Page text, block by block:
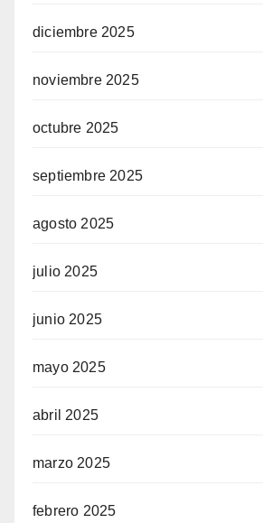
diciembre 2025
noviembre 2025
octubre 2025
septiembre 2025
agosto 2025
julio 2025
junio 2025
mayo 2025
abril 2025
marzo 2025
febrero 2025